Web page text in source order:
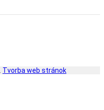
Tvorba web stránok